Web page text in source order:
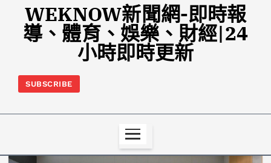
WEKNOW新聞網-即時報
導、體育、娛樂、財經|24
小時即時更新
SUBSCRIBE